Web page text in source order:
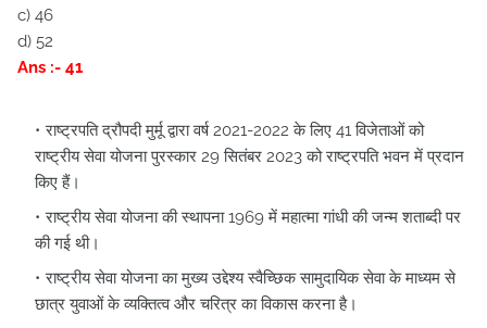
c) 46
d) 52
Ans :- 41
राष्ट्रपति द्रौपदी मुर्मू द्वारा वर्ष 2021-2022 के लिए 41 विजेताओं को
राष्ट्रीय सेवा योजना पुरस्कार 29 सितंबर 2023 को राष्ट्रपति भवन में प्रदान
किए हैं।
राष्ट्रीय सेवा योजना की स्थापना 1969 में महात्मा गांधी की जन्म शताब्दी पर
की गई थी।
राष्ट्रीय सेवा योजना का मुख्य उद्देश्य स्वैच्छिक सामुदायिक सेवा के माध्यम से
छात्र युवाओं के व्यक्तित्व और चरित्र का विकास करना है।